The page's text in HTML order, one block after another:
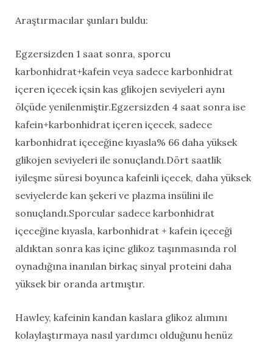
Araştırmacılar şunları buldu:
Egzersizden 1 saat sonra, sporcu
karbonhidrat+kafein veya sadece karbonhidrat
içeren içecek içsin kas glikojen seviyeleri aynı
ölçüde yenilenmiştir.Egzersizden 4 saat sonra ise
kafein+karbonhidrat içeren içecek, sadece
karbonhidrat içeceğine kıyasla% 66 daha yüksek
glikojen seviyeleri ile sonuçlandı.Dört saatlik
iyileşme süresi boyunca kafeinli içecek, daha yüksek
seviyelerde kan şekeri ve plazma insülini ile
sonuçlandı.Sporcular sadece karbonhidrat
içeceğine kıyasla, karbonhidrat + kafein içeceği
aldıktan sonra kas içine glikoz taşınmasında rol
oynadığına inanılan birkaç sinyal proteini daha
yüksek bir oranda artmıştır.
Hawley, kafeinin kandan kaslara glikoz alımını
kolaylaştırmaya nasıl yardımcı olduğunu henüz